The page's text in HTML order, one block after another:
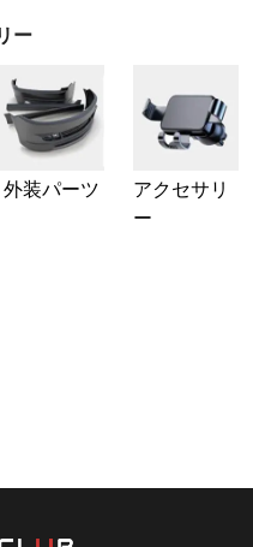
ー
外装パーツ
アクセサリ
ー